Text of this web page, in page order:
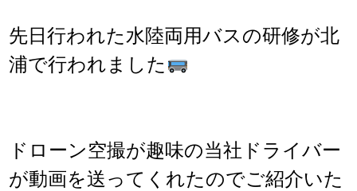
先日行われた水陸両用バスの研修が北
浦で行われました
ドローン空撮が趣味の当社ドライバー
が動画を送ってくれたのでご紹介いた